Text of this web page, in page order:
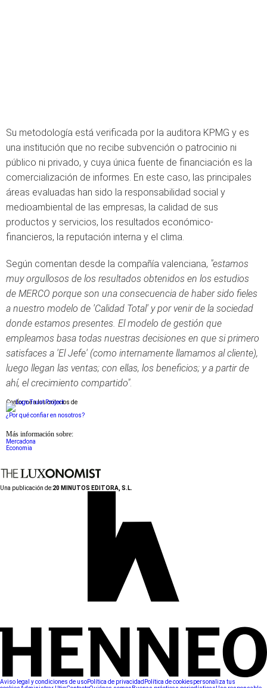
Su metodología está verificada por la auditora KPMG y es
una institución que no recibe subvención o patrocinio ni
público ni privado, y cuya única fuente de financiación es la
comercialización de informes. En este caso, las principales
áreas evaluadas han sido la responsabilidad social y
medioambiental de las empresas, la calidad de sus
productos y servicios, los resultados económico-
financieros, la reputación interna y el clima.
Según comentan desde la compañía valenciana, "estamos
muy orgullosos de los resultados obtenidos en los estudios
de MERCO porque son una consecuencia de haber sido fieles
a nuestro modelo de 'Calidad Total' y por venir de la sociedad
donde estamos presentes. El modelo de gestión que
empleamos basa todas nuestras decisiones en que si primero
satisfaces a 'El Jefe' (como internamente llamamos al cliente),
luego llegan las ventas; con ellas, los beneficios; y a partir de
ahí, el crecimiento compartido".
Conforme a los criterios de
¿Por qué confiar en nosotros?
Más información sobre:
Mercadona
Economia
Una publicación de:20 MINUTOS EDITORA, S.L.
Aviso legal y condiciones de usoPolítica de privacidad Política de cookiespersonaliza tus